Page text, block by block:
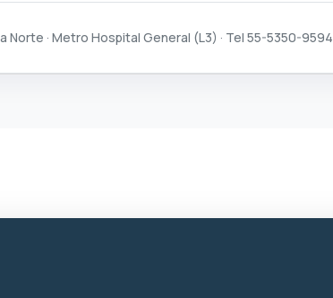
Norte · Metro Hospital General (L3) · Tel 55-5350-9594